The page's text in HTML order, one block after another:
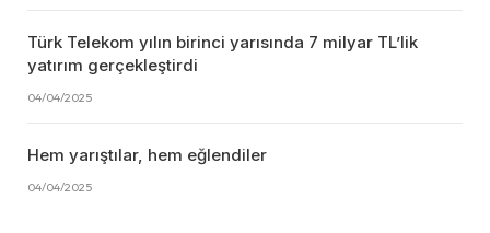
Türk Telekom yılın birinci yarısında 7 milyar TL’lik
yatırım gerçekleştirdi
04/04/2025
Hem yarıştılar, hem eğlendiler
04/04/2025